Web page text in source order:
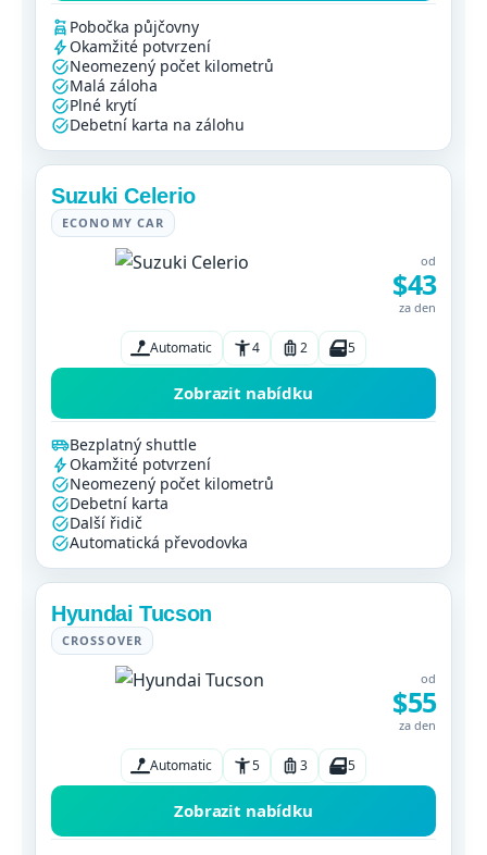
Pobočka půjčovny
Okamžité potvrzení
Neomezený počet kilometrů
Malá záloha
Plné krytí
Debetní karta na zálohu
Suzuki Celerio
ECONOMY CAR
od
$43
za den
Automatic 4 2 5
Zobrazit nabídku
Bezplatný shuttle
Okamžité potvrzení
Neomezený počet kilometrů
Debetní karta
Další řidič
Automatická převodovka
Hyundai Tucson
CROSSOVER
od
$55
za den
Automatic 5 3 5
Zobrazit nabídku